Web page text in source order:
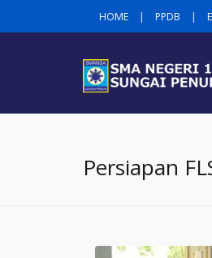
HOME | PPDB |
Persiapan